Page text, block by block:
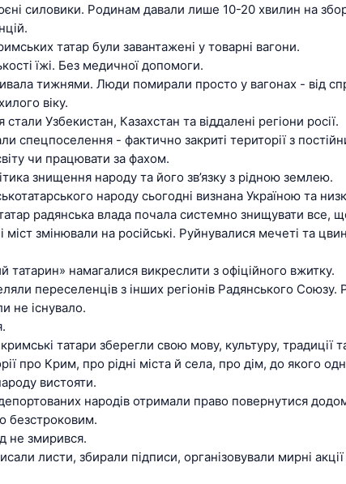
силовики. Родинам давали лише 10-20 хвилин на
татар були завантажені у товарні вагони.
їжі. Без медичної допомоги.
тижнями. Люди помирали просто у вагонах - від
віку.
Узбекистан, Казахстан та віддалені регіони росії.
спецпоселення - фактично закриті території з
чи працювати за фахом.
знищення народу та його зв’язку з рідною землею.
народу сьогодні визнана Україною та
радянська влада почала системно знищувати все,
міст змінювали на російські. Руйнувалися мечеті та
татарин» намагалися викреслити з офіційного вжитку.
переселенців з інших регіонів Радянського Союзу.
не існувало.
татари зберегли свою мову, культуру, традиції
про Крим, про рідні міста й села, про дім, до якого
вистояти.
народів отримали право повернутися
безстроковим.
не змирився.
листи, збирали підписи, організовували мирні